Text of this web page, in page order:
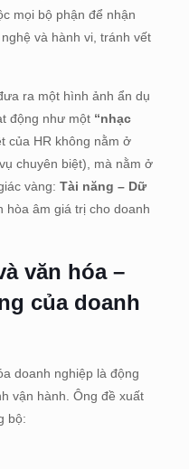
mọi bộ phận để nhận
và hành vi, tránh vết
ra một hình ảnh ẩn dụ
động như một “nhạc
của HR không nằm ở
chuyên biệt), mà nằm ở
vàng: Tài năng – Dữ
hòa âm giá trị cho doanh
văn hóa –
của doanh
doanh nghiệp là động
vận hành . Ông đề xuất
bộ: